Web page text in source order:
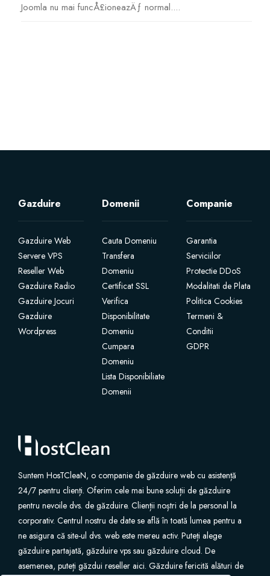
Licente cPanel WHM / WHMSonic
Servere Dedicate
Aplicatii Mobil
SSL Certificates
Website Backup
VPN
SEO Tools
Joomla nu mai funcÅ£ioneazÄƒ normal....
Gazduire
Gazduire Web
Servere VPS
Reseller Web
Gazduire Radio
Gazduire Jocuri
Gazduire
Wordpress
Domenii
Cauta Domeniu
Transfera
Domeniu
Certificat SSL
Verifica
Disponibilitate
Domeniu
Cumpara
Domeniu
Lista Disponibiliate
Domenii
Companie
Garantia
Serviciilor
Protectie DDoS
Modalitati de Plata
Politica Cookies
Termeni &
Conditii
GDPR
Suntem HosTCleaN, o companie de găzduire web cu asistență
24/7 pentru clienți. Oferim cele mai bune soluții de găzduire
pentru nevoile dvs. de găzduire. Clienții noștri de la personal la
corporativ. Centrul nostru de date se află în toată lumea pentru a
ne asigura că site-ul dvs. web este mereu activ. Puteți alege
găzduire partajată, găzduire vps sau găzduire cloud. De
asemenea, puteți găzdui reseller aici. Găzduire fericită alături de